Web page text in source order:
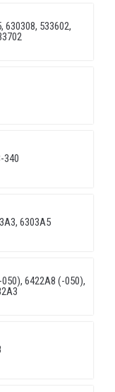
630308, 533602,
340
6303A5
6422A8 (-050),